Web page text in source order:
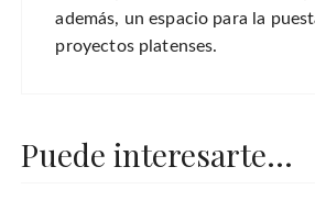
además, un espacio para la
proyectos platenses.
Puede interesarte...